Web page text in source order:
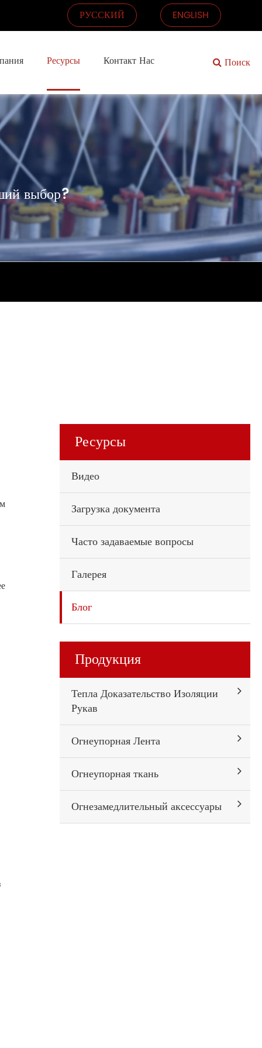
ENGLISH
РУССКИЙ
Ресурсы Контакт Нас Поиск
выбор?
Ресурсы
Видео
Загрузка документа
Часто задаваемые вопросы
Галерея
Блог
Продукция
Тепла Доказательство Изоляции
Рукав
Огнеупорная Лента
Огнеупорная ткань
Огнезамедлительный аксессуары